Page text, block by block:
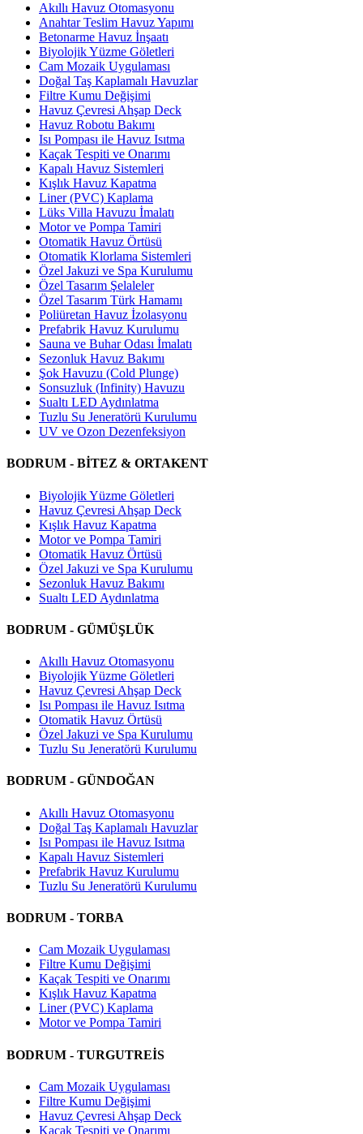
Akıllı Havuz Otomasyonu
Anahtar Teslim Havuz Yapımı
Betonarme Havuz İnşaatı
Biyolojik Yüzme Göletleri
Cam Mozaik Uygulaması
Doğal Taş Kaplamalı Havuzlar
Filtre Kumu Değişimi
Havuz Çevresi Ahşap Deck
Havuz Robotu Bakımı
Isı Pompası ile Havuz Isıtma
Kaçak Tespiti ve Onarımı
Kapalı Havuz Sistemleri
Kışlık Havuz Kapatma
Liner (PVC) Kaplama
Lüks Villa Havuzu İmalatı
Motor ve Pompa Tamiri
Otomatik Havuz Örtüsü
Otomatik Klorlama Sistemleri
Özel Jakuzi ve Spa Kurulumu
Özel Tasarım Şelaleler
Özel Tasarım Türk Hamamı
Poliüretan Havuz İzolasyonu
Prefabrik Havuz Kurulumu
Sauna ve Buhar Odası İmalatı
Sezonluk Havuz Bakımı
Şok Havuzu (Cold Plunge)
Sonsuzluk (Infinity) Havuzu
Sualtı LED Aydınlatma
Tuzlu Su Jeneratörü Kurulumu
UV ve Ozon Dezenfeksiyon
BODRUM - BİTEZ & ORTAKENT
Biyolojik Yüzme Göletleri
Havuz Çevresi Ahşap Deck
Kışlık Havuz Kapatma
Motor ve Pompa Tamiri
Otomatik Havuz Örtüsü
Özel Jakuzi ve Spa Kurulumu
Sezonluk Havuz Bakımı
Sualtı LED Aydınlatma
BODRUM - GÜMÜŞLÜK
Akıllı Havuz Otomasyonu
Biyolojik Yüzme Göletleri
Havuz Çevresi Ahşap Deck
Isı Pompası ile Havuz Isıtma
Otomatik Havuz Örtüsü
Özel Jakuzi ve Spa Kurulumu
Tuzlu Su Jeneratörü Kurulumu
BODRUM - GÜNDOĞAN
Akıllı Havuz Otomasyonu
Doğal Taş Kaplamalı Havuzlar
Isı Pompası ile Havuz Isıtma
Kapalı Havuz Sistemleri
Prefabrik Havuz Kurulumu
Tuzlu Su Jeneratörü Kurulumu
BODRUM - TORBA
Cam Mozaik Uygulaması
Filtre Kumu Değişimi
Kaçak Tespiti ve Onarımı
Kışlık Havuz Kapatma
Liner (PVC) Kaplama
Motor ve Pompa Tamiri
BODRUM - TURGUTREİS
Cam Mozaik Uygulaması
Filtre Kumu Değişimi
Havuz Çevresi Ahşap Deck
Kaçak Tespiti ve Onarımı